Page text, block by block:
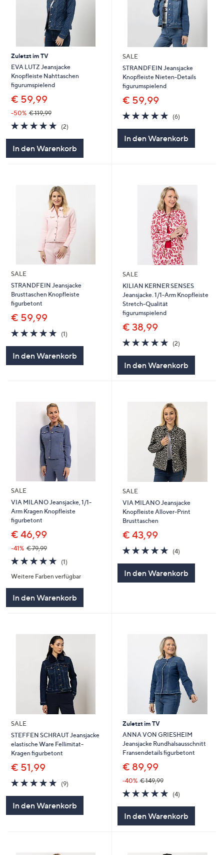
Zuletzt im TV
EVA LUTZ Jeansjacke
Knopfleiste Nahttaschen
figurumspielend
€ 59,99
-50% € 119,99
5.0
von
(2)2
In den Warenkorb
SALE
STRANDFEIN Jeansjacke
Knopfleiste Nieten-Details
figurumspielend
€ 59,99
5.0
von
(6)6
In den Warenkorb
SALE
STRANDFEIN Jeansjacke
Brusttaschen Knopfleiste
figurbetont
€ 59,99
5.0
von
(1)1
In den Warenkorb
SALE
KILIAN KERNER SENSES
Jeansjacke. 1/1-Arm Knopfleiste
Stretch-Qualität
figurumspielend
€ 38,99
5.0
von
(2)2
In den Warenkorb
SALE
VIA MILANO Jeansjacke, 1/1-
Arm Kragen Knopfleiste
figurbetont
€ 46,99
-41% € 79,99
5.0
von
5
(1)1
Weitere Farben verfügbar
In den Warenkorb
SALE
VIA MILANO Jeansjacke
Knopfleiste Allover-Print
Brusttaschen
€ 43,99
5.0
von
(4)4
In den Warenkorb
SALE
STEFFEN SCHRAUT Jeansjacke
elastische Ware Fellimitat-
Kragen figurbetont
€ 51,99
4.8
von
5
(9)
In den Warenkorb
Zuletzt im TV
ANNA VON GRIESHEIM
Jeansjacke Rundhalsausschnitt
Fransendetails figurbetont
€ 89,99
-40% € 149,99
4.8
von
(4)4
In den Warenkorb